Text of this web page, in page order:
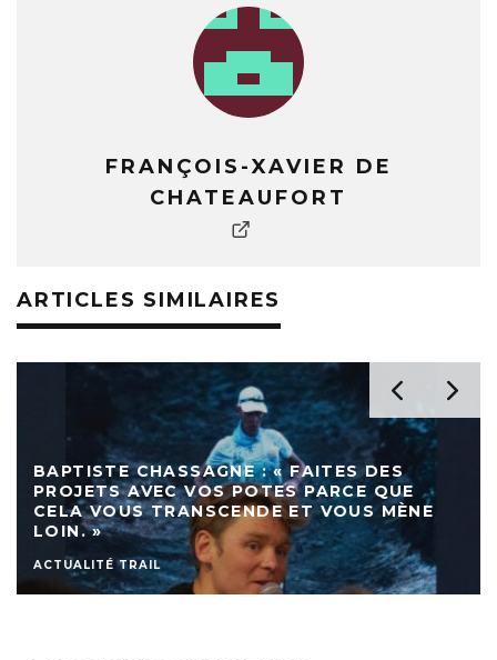
FRANÇOIS-XAVIER DE
CHATEAUFORT
ARTICLES SIMILAIRES
BAPTISTE CHASSAGNE : « FAITES DES
PROJETS AVEC VOS POTES PARCE QUE
CELA VOUS TRANSCENDE ET VOUS MÈNE
LOIN. »
ACTUALITÉ TRAIL